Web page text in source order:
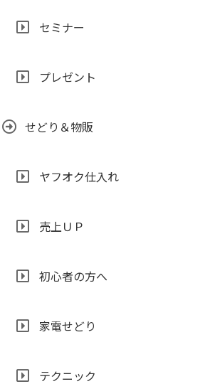
セミナー
プレゼント
せどり＆物販
ヤフオク仕入れ
売上ＵＰ
初心者の方へ
家電せどり
テクニック